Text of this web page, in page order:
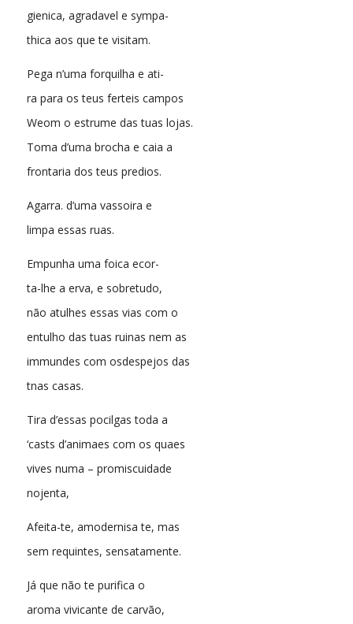
gienica, agradavel e sympa-
thica aos que te visitam.
Pega n’uma forquilha e ati-
ra para os teus ferteis campos
Weom o estrume das tuas lojas.
Toma d’uma brocha e caia a
frontaria dos teus predios.
Agarra. d’uma vassoira e
limpa essas ruas.
Empunha uma foica ecor-
ta-lhe a erva, e sobretudo,
não atulhes essas vias com o
entulho das tuas ruinas nem as
immundes com osdespejos das
tnas casas.
Tira d’essas pocilgas toda a
‘casts d’animaes com os quaes
vives numa – promiscuidade
nojenta,
Afeita-te, amodernisa te, mas
sem requintes, sensatamente.
Já que não te purifica o
aroma vivicante de carvão,